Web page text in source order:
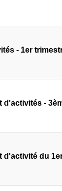
- 1er
d'activités -
d'activité du